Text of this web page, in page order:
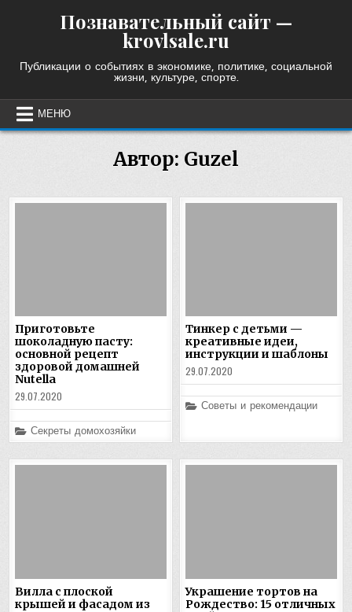
Познавательный сайт —
krovlsale.ru
Публикации о событиях в экономике, политике, социальной
жизни, культуре, спорте.
МЕНЮ
Автор: Guzel
Приготовьте
шоколадную пасту:
основной рецепт
здоровой домашней
Nutella
29.07.2020
Posted
in
Секреты домохозяйки
Тинкер с детьми —
креативные идеи,
инструкции и шаблоны
29.07.2020
Posted
Советы и рекомендации
Вилла с плоской
крышей и фасадом из
Украшение тортов на
Рождество: 15 отличных